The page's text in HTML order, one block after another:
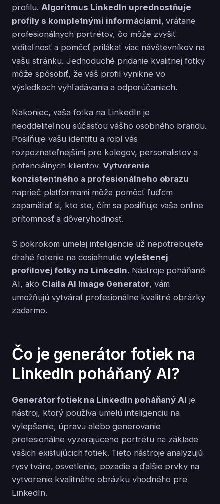
profilu. Algoritmus LinkedIn uprednostňuje
profily s kompletnými informáciami, vrátane
profesionálnych portrétov, čo môže zvýšiť
viditeľnosť a pomôcť prilákať viac návštevníkov na
vašu stránku. Jednoduché pridanie kvalitnej fotky
môže spôsobiť, že váš profil vynikne vo
výsledkoch vyhľadávania a odporúčaniach.
Nakoniec, vaša fotka na LinkedIn je
neoddeliteľnou súčasťou vášho osobného brandu.
Posilňuje vašu identitu a robí vás
rozpoznateľnejšími pre kolegov, personalistov a
potenciálnych klientov. Vytvorenie
konzistentného a profesionálneho obrazu
naprieč platformami môže pomôcť ľuďom
zapamätať si, kto ste, čím sa posilňuje vaša online
prítomnosť a dôveryhodnosť.
S pokrokom umelej inteligencie už nepotrebujete
drahé fotenie na dosiahnutie vyleštenej
profilovej fotky na LinkedIn. Nástroje poháňané
AI, ako Claila AI Image Generator, vám
umožňujú vytvárať profesionálne kvalitné obrázky
zadarmo.
Čo je generátor fotiek na
LinkedIn poháňaný AI?
Generátor fotiek na LinkedIn poháňaný AI je
nástroj, ktorý používa umelú inteligenciu na
vylepšenie, úpravu alebo generovanie
profesionálne vyzerajúceho portrétu na základe
vašich existujúcich fotiek. Tieto nástroje analyzujú
rysy tváre, osvetlenie, pozadie a ďalšie prvky na
vytvorenie kvalitného obrázku vhodného pre
LinkedIn.